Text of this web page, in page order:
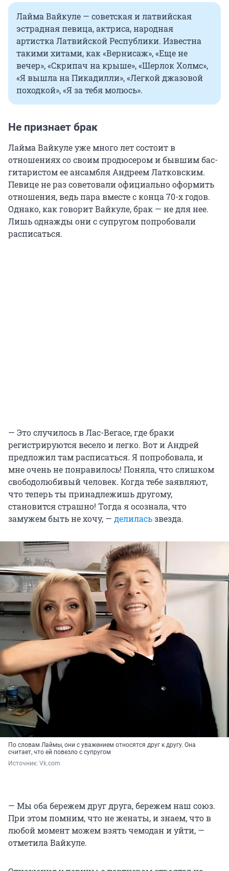
Лайма Вайкуле — советская и латвийская
эстрадная певица, актриса, народная
артистка Латвийской Республики. Известна
такими хитами, как «Вернисаж», «Еще не
вечер», «Скрипач на крыше», «Шерлок Холмс»,
«Я вышла на Пикадилли», «Легкой джазовой
походкой», «Я за тебя молюсь».
Не признает брак
Лайма Вайкуле уже много лет состоит в
отношениях со своим продюсером и бывшим бас-
гитаристом ее ансамбля Андреем Латковским.
Певице не раз советовали официально оформить
отношения, ведь пара вместе с конца 70-х годов.
Однако, как говорит Вайкуле, брак — не для нее.
Лишь однажды они с супругом попробовали
расписаться.
— Это случилось в Лас-Вегасе, где браки
регистрируются весело и легко. Вот и Андрей
предложил там расписаться. Я попробовала, и
мне очень не понравилось! Поняла, что слишком
свободолюбивый человек. Когда тебе заявляют,
что теперь ты принадлежишь другому,
становится страшно! Тогда я осознала, что
замужем быть не хочу, — делиласьзвезда.
По словам Лаймы, они с уважением относятся друг к другу. Она
считает, что ей повезло с супругом
Источник: Vk.com
— Мы оба бережем друг друга, бережем наш союз.
При этом помним, что не женаты, и знаем, что в
любой момент можем взять чемодан и уйти, —
отметила Вайкуле.